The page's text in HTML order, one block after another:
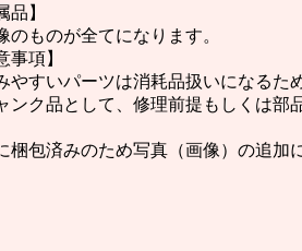
品】
のものが全てになります。
事項】
やすいパーツは消耗品扱いになる
ンク品として、修理前提もしくは
梱包済みのため写真（画像）の追